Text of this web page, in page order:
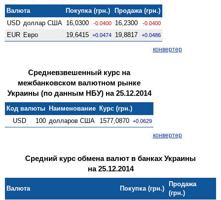
Валюта Покупка (грн.)
Продажа (грн.)
USD доллар США 16,0300 -0.0400 16,2300 -0.0400
EUR Евро 19,6415 +0.0474 19,8817 +0.0486
конвертер
Средневзвешенный курс на
межбанковском валютном рынке
Украины (по данным НБУ) на 25.12.2014
Код валюты Наименование Курс (грн.)
USD
100 долларов США 1577,0870 +0.0629
конвертер
Средний курс обмена валют в банках Украины
на 25.12.2014
Валюта Покупка (грн.)
Продажа
(грн.)